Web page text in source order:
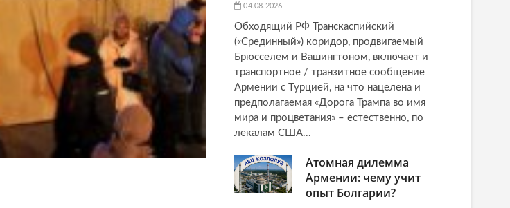
04.08.2026
Обходящий РФ Транскаспийский
(«Срединный») коридор, продвигаемый
Брюсселем и Вашингтоном, включает и
транспортное / транзитное сообщение
Армении с Турцией, на что нацелена и
предполагаемая «Дорога Трампа во имя
мира и процветания» – естественно, по
лекалам США...
Атомная дилемма
Армении: чему учит
опыт Болгарии?